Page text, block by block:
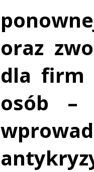
oraz
dla firm
osób –